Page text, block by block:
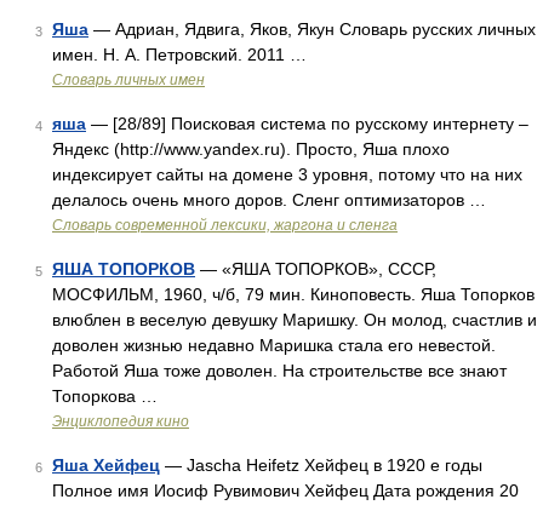
3 Яша — Адриан, Ядвига, Яков, Якун Словарь русских личных
имен. Н. А. Петровский. 2011 …
Словарь личных имен
4 яша — [28/89] Поисковая система по русскому интернету –
Яндекс (http://www.yandex.ru). Просто, Яша плохо
индексирует сайты на домене 3 уровня, потому что на них
делалось очень много доров. Сленг оптимизаторов …
Cловарь современной лексики, жаргона и сленга
5 ЯША ТОПОРКОВ — «ЯША ТОПОРКОВ», СССР,
МОСФИЛЬМ, 1960, ч/б, 79 мин. Киноповесть. Яша Топорков
влюблен в веселую девушку Маришку. Он молод, счастлив и
доволен жизнью недавно Маришка стала его невестой.
Работой Яша тоже доволен. На строительстве все знают
Топоркова …
Энциклопедия кино
6 Яша Хейфец — Jascha Heifetz Хейфец в 1920 е годы
Полное имя Иосиф Рувимович Хейфец Дата рождения 20